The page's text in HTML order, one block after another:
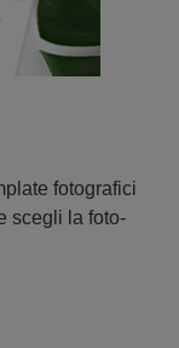
fotografici
scegli la foto-